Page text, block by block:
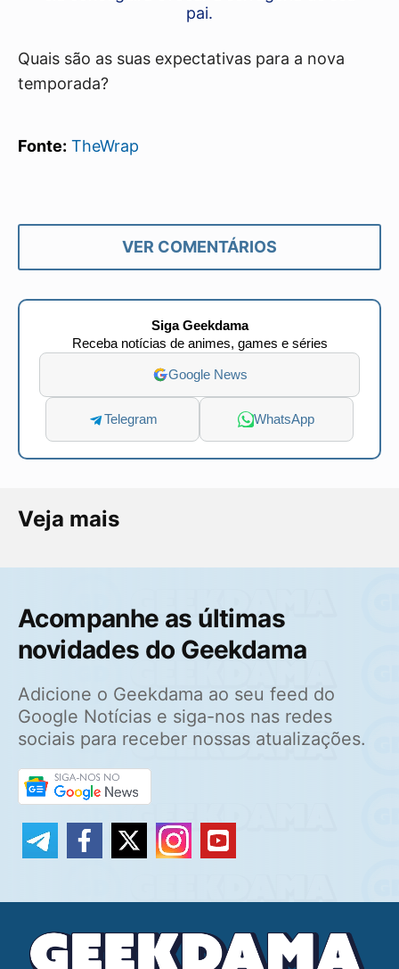
pai.
Quais são as suas expectativas para a nova
temporada?
Fonte: TheWrap
VER COMENTÁRIOS
Siga Geekdama
Receba notícias de animes, games e séries
Google News
Telegram WhatsApp
Veja mais
Acompanhe as últimas
novidades do Geekdama
Adicione o Geekdama ao seu feed do
Google Notícias e siga-nos nas redes
sociais para receber nossas atualizações.